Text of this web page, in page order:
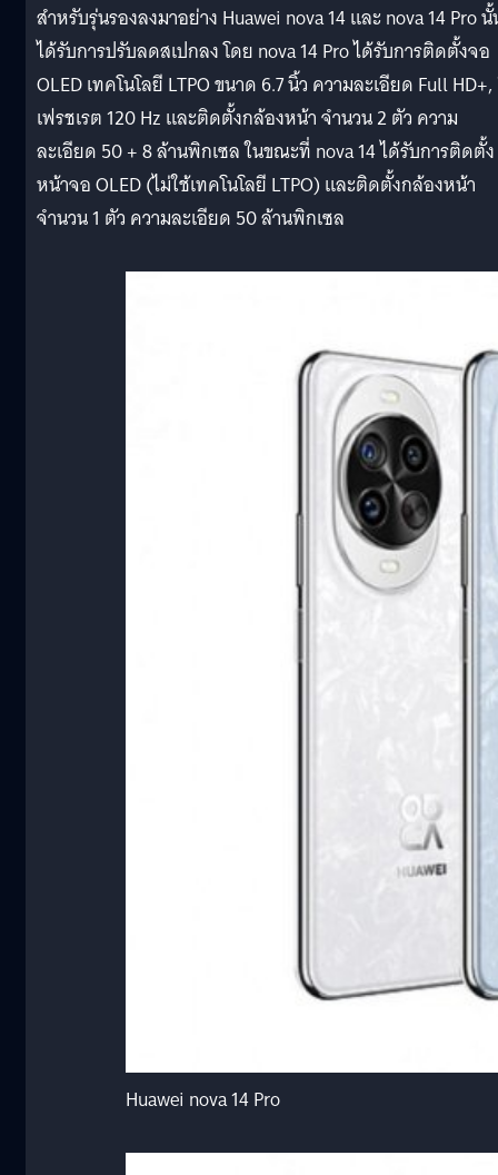
สำหรับรุ่นรองลงมาอย่าง Huawei nova 14 และ nova 14 Pro
ได้รับการปรับลดสเปกลง โดย nova 14 Pro ได้รับการติดตั้งจอ
OLED เทคโนโลยี LTPO ขนาด 6.7 นิ้ว ความละเอียด Full
เฟรชเรต 120 Hz และติดตั้งกล้องหน้า จำนวน 2 ตัว ความ
ละเอียด 50 + 8 ล้านพิกเซล ในขณะที่ nova 14 ได้รับการติดตั้ง
หน้าจอ OLED (ไม่ใช้เทคโนโลยี LTPO) และติดตั้งกล้องหน้า
จำนวน 1 ตัว ความละเอียด 50 ล้านพิกเซล
Huawei nova 14 Pro